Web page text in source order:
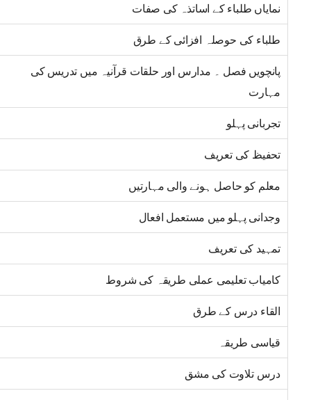
نمایاں طلباء کے اساتذہ کی صفات
طلباء کی حوصلہ افزائی کے طرق
پانچویں فصل ۔ مدارس اور حلقات قرآنیہ میں تدریس کی
مہارت
تجربانی پہلو
تحفیظ کی تعریف
معلم کو حاصل ہونے والی مہارتیں
وجدانی پہلو میں مستعمل افعال
تمہید کی تعریف
کامیاب تعلیمی عملی طریقہ کی شروط
القاء درس کے طرق
قیاسی طریقہ
درس تلاوت کی مشق